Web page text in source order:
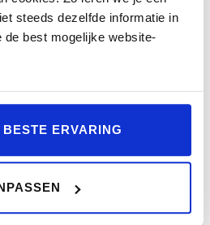
steeds dezelfde informatie in
de best mogelijke website-
ERVARING
Automaat HFX-31-N